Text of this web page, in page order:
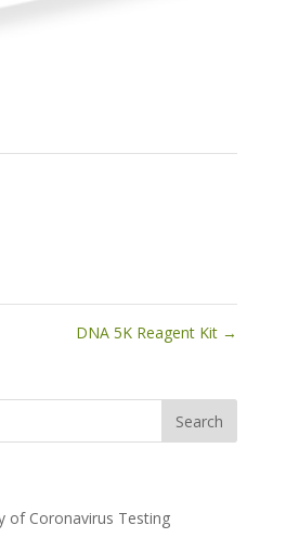
DNA 5K Reagent Kit →
of Coronavirus Testing